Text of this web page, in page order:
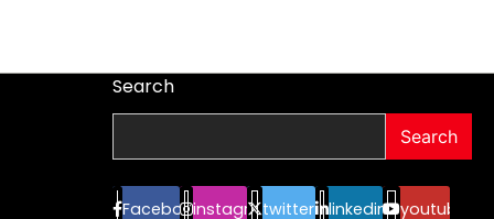
Search
Search
Facebookinstagramtwitter linkedin youtube